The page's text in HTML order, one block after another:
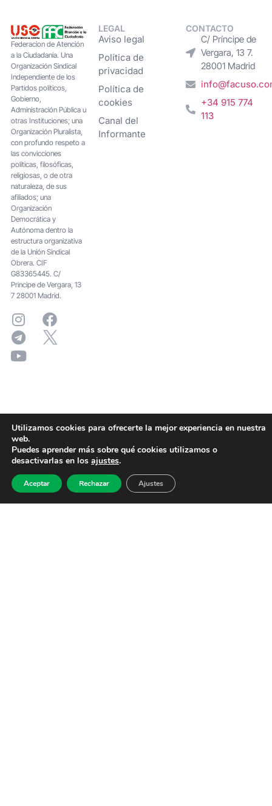
Federacion de Atención
a la Ciudadanía. Una
Organización Sindical
Independiente de los
Partidos políticos,
Gobierno,
Administración Pública u
otras Instituciones; una
Organización Pluralista,
con profundo respeto a
las convicciones
políticas, filosóficas,
religiosas, o de otra
naturaleza, de sus
afiliados; una
Organización
Democrática y
Autónoma dentro la
estructura organizativa
de la Unión Sindical
Obrera. CIF
G83365445. C/
Principe de Vergara, 13
7 28001 Madrid.
LEGAL
Aviso legal
Política de
privacidad
Política de
cookies
Canal del
Informante
CONTACTO
C/ Príncipe de
Vergara, 13 7.
28001 Madrid
+34 915 774
113
Utilizamos cookies para ofrecerte la mejor experiencia en nuestra
web.
Puedes aprender más sobre qué cookies utilizamos o
desactivarlas en los ajustes.
Aceptar Rechazar Ajustes